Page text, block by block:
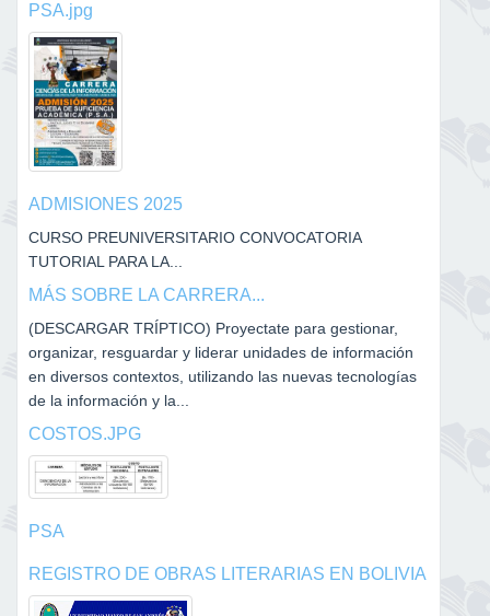
PSA.jpg
ADMISIONES 2025
CURSO PREUNIVERSITARIO CONVOCATORIA
TUTORIAL PARA LA...
MÁS SOBRE LA CARRERA...
(DESCARGAR TRÍPTICO) Proyectate para gestionar,
organizar, resguardar y liderar unidades de información
en diversos contextos, utilizando las nuevas tecnologías
de la información y la...
COSTOS.JPG
PSA
REGISTRO DE OBRAS LITERARIAS EN BOLIVIA